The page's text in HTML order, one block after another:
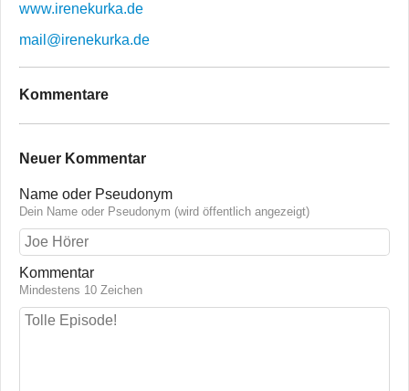
www.irenekurka.de
mail@irenekurka.de
Kommentare
Neuer Kommentar
Name oder Pseudonym
Dein Name oder Pseudonym (wird öffentlich angezeigt)
Kommentar
Mindestens 10 Zeichen